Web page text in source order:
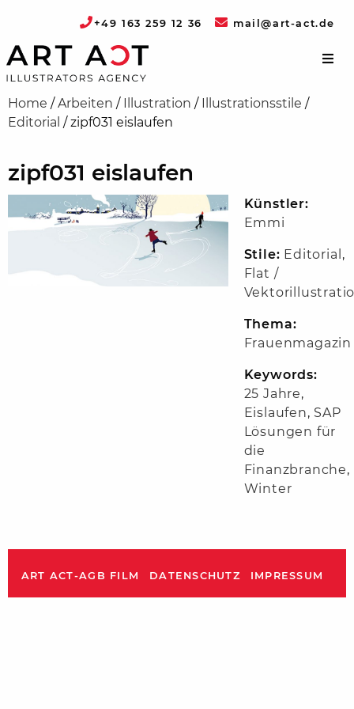
+49 163 259 12 36 mail@art-act.de
Home /Arbeiten / Illustration / Illustrationsstile /
Editorial /zipf031 eislaufen
zipf031 eislaufen
Künstler:
Emmi
Stile: Editorial ,
Flat /
Thema:
Frauenmagazin
Keywords:
25 Jahre,
Eislaufen, SAP
Lösungen für
die
Finanzbranche,
Winter
ART ACT-AGB FILM DATENSCHUTZ IMPRESSUM